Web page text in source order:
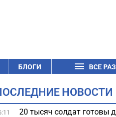
БЛОГИ ВСЕ
НОВОСТИ
20 тысяч солдат готовы